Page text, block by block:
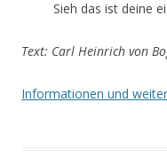
Sieh das ist deine
Text: Carl Heinrich von
Informationen und